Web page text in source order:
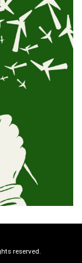
reserved.